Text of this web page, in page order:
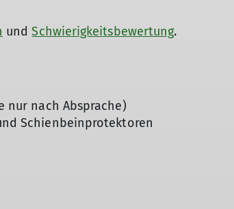
undSchwierigkeitsbewertung.
nur nach Absprache)
Schienbeinprotektoren